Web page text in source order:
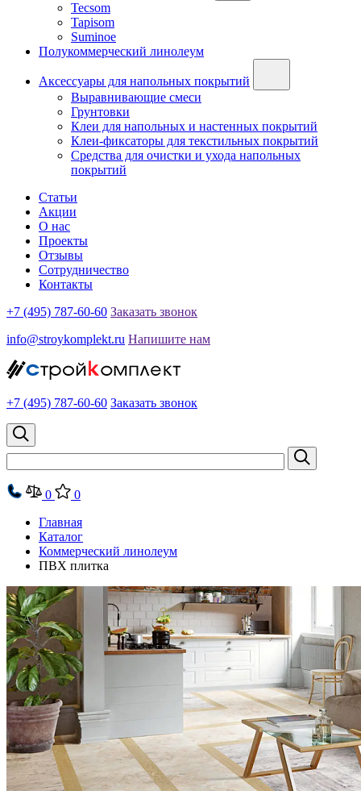
Tecsom
Tapisom
Suminoe
Полукоммерческий линолеум
Аксессуары для напольных покрытий
Выравнивающие смеси
Грунтовки
Клеи для напольных и настенных покрытий
Клеи-фиксаторы для текстильных покрытий
Средства для очистки и ухода напольных
покрытий
Статьи
Акции
О нас
Проекты
Отзывы
Сотрудничество
Контакты
+7 (495) 787-60-60 Заказать звонок
info@stroykomplekt.ru Напишите нам
+7 (495) 787-60-60 Заказать звонок
0
0
Главная
Каталог
Коммерческий линолеум
ПВХ плитка